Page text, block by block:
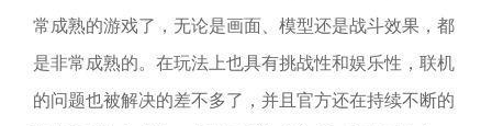
常成熟的游戏了，无论是画面、模型还是战斗效果，都
是非常成熟的。在玩法上也具有挑战性和娱乐性，联机
的问题也被解决的差不多了，并且官方还在持续不断的